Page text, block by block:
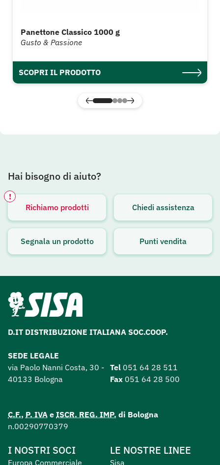
Panettone Classico 1000 g
Gusto & Passione
SCOPRI IL PRODOTTO
Hai bisogno di aiuto?
Richiamo prodotti
!
Avviso attivo
Chiedi assistenza
Segnala un prodotto Punti vendita
D.IT DISTRIBUZIONE ITALIANA SOC.COOP.
SEDE LEGALE
via Paolo Nanni Costa, 30 -
40133 Bologna
Tel 051 64 28 511
Fax 051 64 28 500
C.F., P. IVA e ISCR. REG. IMP. di Bologna
n.00290770379
I NOSTRI SOCI
Europa Commerciale
LE NOSTRE LINEE
Sisa